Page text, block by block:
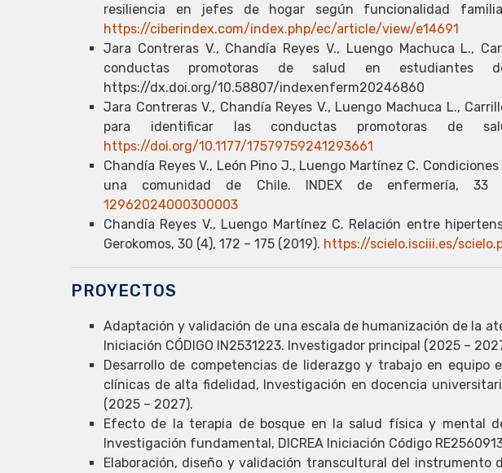
resiliencia en jefes de hogar según funcionalidad
https://ciberindex.com/index.php/ec/article/view/e14691
Jara Contreras V., Chandía Reyes V., Luengo Machuca L.,
conductas promotoras de salud en estudiantes
https://dx.doi.org/10.58807/indexenferm20246860
Jara Contreras V., Chandía Reyes V., Luengo Machuca L.,
para identificar las conductas promotoras de
https://doi.org/10.1177/17579759241293661
Chandía Reyes V., León Pino J., Luengo Martínez C.
una comunidad de Chile. INDEX de enfermería,
12962024000300003
Chandía Reyes V., Luengo Martínez C. Relación entre
Gerokomos, 30 (4), 172 – 175 (2019). https://scielo.isciii.es/
PROYECTOS
Adaptación y validación de una escala de humanización de la
Iniciación CÓDIGO IN2531223. Investigador principal (2025 –
Desarrollo de competencias de liderazgo y trabajo en
clínicas de alta fidelidad, Investigación en docencia
(2025 – 2027).
Efecto de la terapia de bosque en la salud física y mental
Investigación fundamental, DICREA Iniciación Código
Elaboración, diseño y validación transcultural del